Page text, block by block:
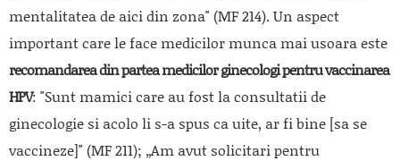
mentalitatea de aici din zona" (MF 214). Un aspect
important care le face medicilor munca mai usoara este
recomandarea din partea medicilor ginecologi pentru vaccinarea
HPV: "Sunt mamici care au fost la consultatii de
ginecologie si acolo li s-a spus ca uite, ar fi bine [sa se
vaccineze]" (MF 211); „Am avut solicitari pentru